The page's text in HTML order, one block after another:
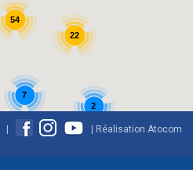
54
22
7
2
| | Réalisation Atocom